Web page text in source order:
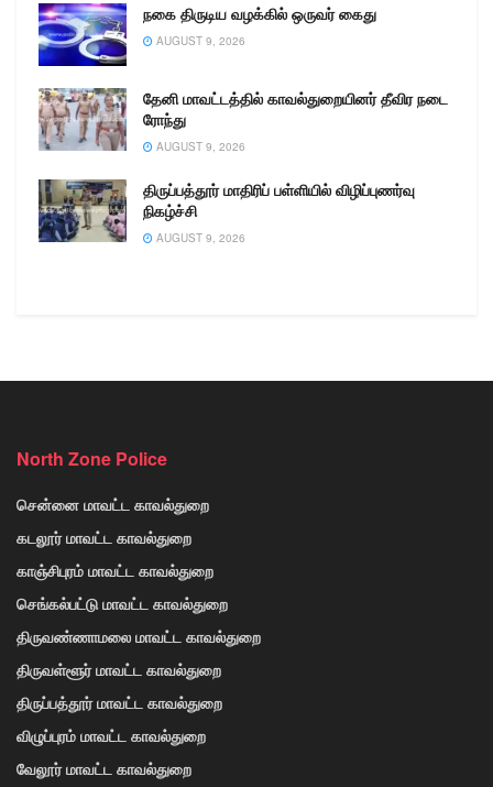
நகை திருடிய வழக்கில் ஒருவர் கைது
AUGUST 9, 2026
தேனி மாவட்டத்தில் காவல்துறையினர் தீவிர நடை
ரோந்து
AUGUST 9, 2026
திருப்பத்தூர் மாதிரிப் பள்ளியில் விழிப்புணர்வு
நிகழ்ச்சி
AUGUST 9, 2026
North Zone Police
சென்னை மாவட்ட காவல்துறை
கடலூர் மாவட்ட காவல்துறை
காஞ்சிபுரம் மாவட்ட காவல்துறை
செங்கல்பட்டு மாவட்ட காவல்துறை
திருவண்ணாமலை மாவட்ட காவல்துறை
திருவள்ளூர் மாவட்ட காவல்துறை
திருப்பத்தூர் மாவட்ட காவல்துறை
விழுப்புரம் மாவட்ட காவல்துறை
வேலூர் மாவட்ட காவல்துறை